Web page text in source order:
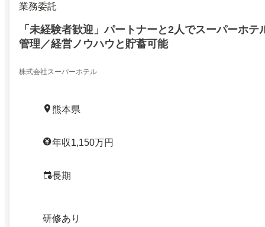
業務委託
「未経験者歓迎」パートナーと2人でスーパーホテ
管理／経営ノウハウと貯蓄可能
株式会社スーパーホテル
熊本県
年収1,150万円
長期
研修あり